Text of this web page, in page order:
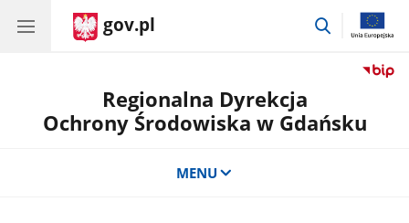
gov.pl
przejdź
Regionalna Dyrekcja
Ochrony Środowiska w Gdańsku
MENU